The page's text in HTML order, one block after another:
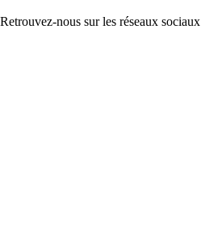
Retrouvez-nous sur les réseaux sociaux